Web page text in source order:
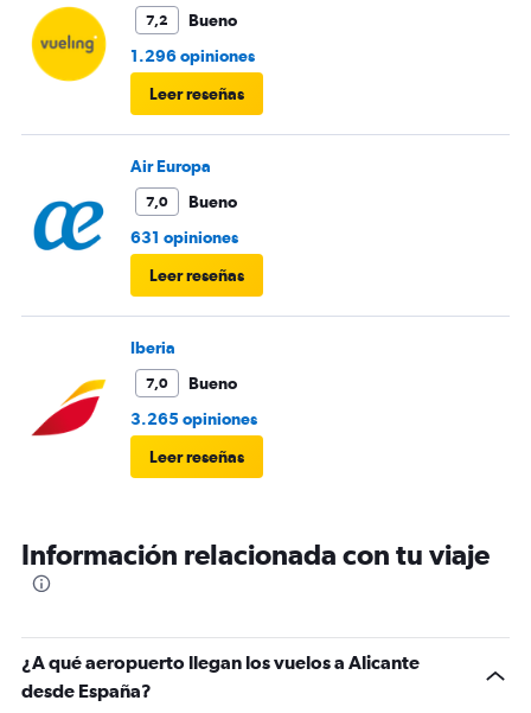
7,2
Bueno
1.296 opiniones
Leer reseñas
Air Europa
7,0
Bueno
631 opiniones
Leer reseñas
Iberia
7,0
Bueno
3.265 opiniones
Leer reseñas
Información relacionada con tu viaje
¿A qué aeropuerto llegan los vuelos a Alicante
desde España?